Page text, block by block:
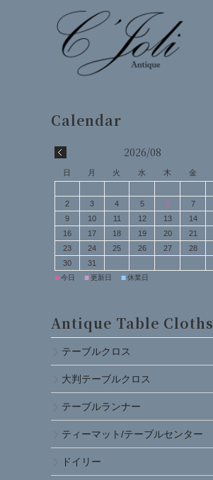
2026/08
日 月 火 水 木 金
2
3 4 5 6 7
9
10 11 12 13 14
16
17 18 19 20 21
23
24 25 26 27 28
30
31
■今日 ■更新日 ■休業日
Antique Table Cloths
テーブルクロス
大判テーブルクロス
テーブルランナー
ティーマット/テーブルセンター
ドイリー